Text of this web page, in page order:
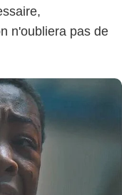
n'oubliera pas de